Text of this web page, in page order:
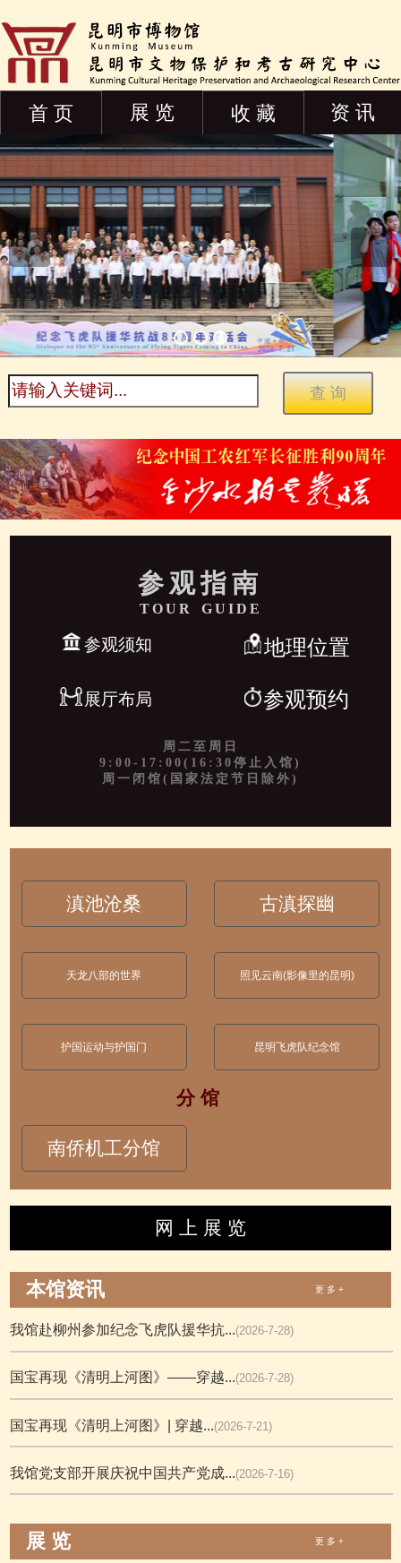
首 页 展 览 收 藏 资 讯
参观指南
TOUR GUIDE
参观须知 地理位置
展厅布局 参观预约
周二至周日
9:00-17:00(16:30停止入馆)
周一闭馆(国家法定节日除外)
滇池沧桑 古滇探幽
天龙八部的世界 照见云南(影像里的昆明)
护国运动与护国门 昆明飞虎队纪念馆
分 馆
南侨机工分馆
网 上 展 览
本馆资讯 更 多 +
我馆赴柳州参加纪念飞虎队援华抗...(2026-7-28)
国宝再现《清明上河图》——穿越...(2026-7-28)
国宝再现《清明上河图》| 穿越...(2026-7-21)
我馆党支部开展庆祝中国共产党成...(2026-7-16)
展 览 更 多 +